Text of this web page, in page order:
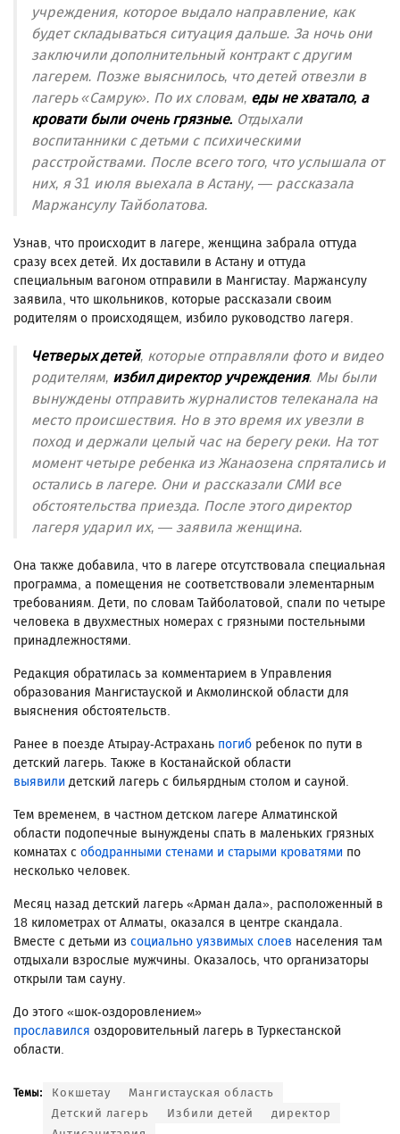
учреждения, которое выдало направление, как
будет складываться ситуация дальше. За ночь они
заключили дополнительный контракт с другим
лагерем. Позже выяснилось, что детей отвезли в
лагерь «Самрук». По их словам, еды не хватало, а
кровати были очень грязные. Отдыхали
воспитанники с детьми с психическими
расстройствами. После всего того, что услышала от
них, я 31 июля выехала в Астану, — рассказала
Маржансулу Тайболатова.
Узнав, что происходит в лагере, женщина забрала оттуда
сразу всех детей. Их доставили в Астану и оттуда
специальным вагоном отправили в Мангистау. Маржансулу
заявила, что школьников, которые рассказали своим
родителям о происходящем, избило руководство лагеря.
Четверых детей, которые отправляли фото и видео
родителям, избил директор учреждения. Мы были
вынуждены отправить журналистов телеканала на
место происшествия. Но в это время их увезли в
поход и держали целый час на берегу реки. На тот
момент четыре ребенка из Жанаозена спрятались и
остались в лагере. Они и рассказали СМИ все
обстоятельства приезда. После этого директор
лагеря ударил их, — заявила женщина.
Она также добавила, что в лагере отсутствовала специальная
программа, а помещения не соответствовали элементарным
требованиям. Дети, по словам Тайболатовой, спали по четыре
человека в двухместных номерах с грязными постельными
принадлежностями.
Редакция обратилась за комментарием в Управления
образования Мангистауской и Акмолинской области для
выяснения обстоятельств.
Ранее в поезде Атырау-Астрахань погиб ребенок по пути в
детский лагерь. Также в Костанайской области
выявили детский лагерь с бильярдным столом и сауной.
Тем временем, в частном детском лагере Алматинской
области подопечные вынуждены спать в маленьких грязных
комнатах с ободранными стенами и старыми кроватями по
несколько человек.
Месяц назад детский лагерь «Арман дала», расположенный в
18 километрах от Алматы, оказался в центре скандала.
Вместе с детьми из социально уязвимых слоев населения там
отдыхали взрослые мужчины. Оказалось, что организаторы
открыли там сауну.
До этого «шок-оздоровлением»
прославился оздоровительный лагерь в Туркестанской
области.
Темы: Кокшетау
Мангистауская область
Детский лагерь
Избили детей
директор